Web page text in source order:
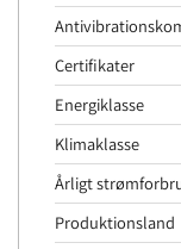
Certifikater
Energiklasse
Klimaklasse
Årligt
Produktionsland